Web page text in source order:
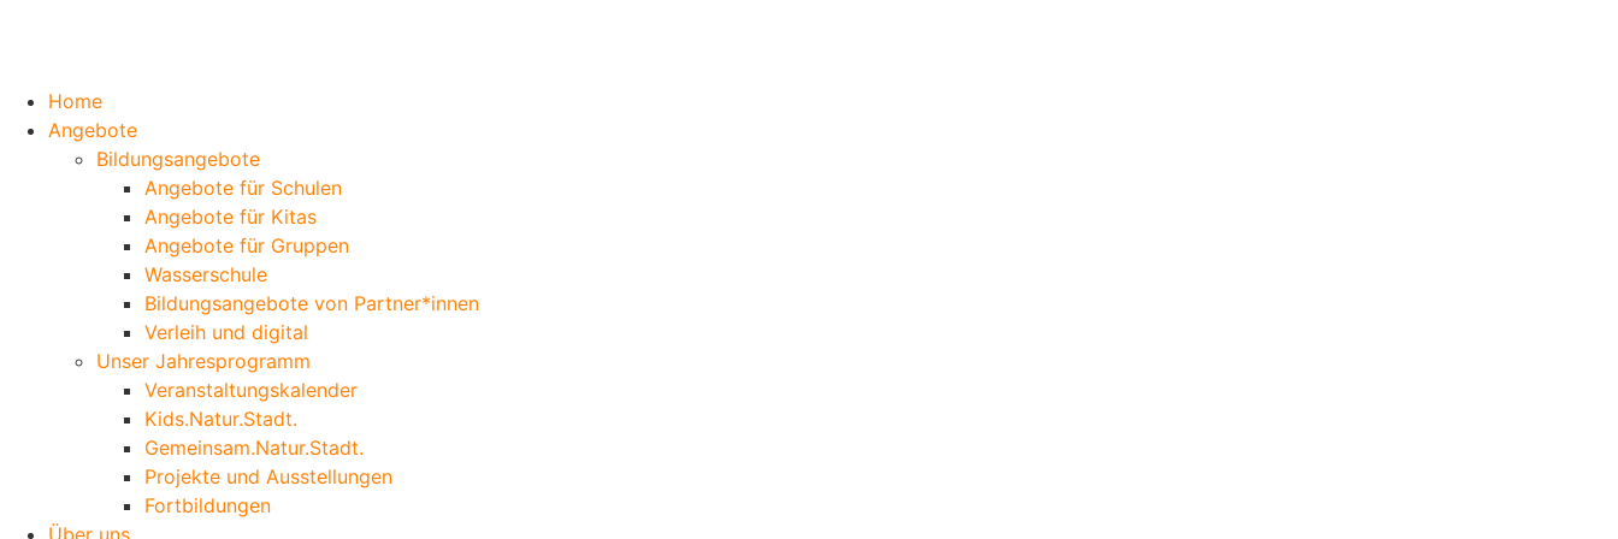
Home
Angebote
Bildungsangebote
Angebote für Schulen
Angebote für Kitas
Angebote für Gruppen
Wasserschule
Bildungsangebote von Partner*innen
Verleih und digital
Unser Jahresprogramm
Veranstaltungskalender
Kids.Natur.Stadt.
Gemeinsam.Natur.Stadt.
Projekte und Ausstellungen
Fortbildungen
Über uns